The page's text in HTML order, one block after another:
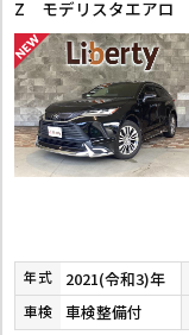
年式 2021(令和3)年
車検 車検整備付